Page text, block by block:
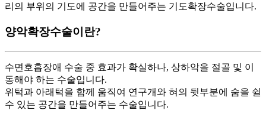
리의 부위의 기도에 공간을 만들어주는 기도확장수술입니다.
양악확장수술이란?
수면호흡장애 수술 중 효과가 확실하나, 상하악을 절골 및 이
동해야 하는 수술입니다.
위턱과 아래턱을 함께 움직여 연구개와 혀의 뒷부분에 숨을 쉴
수 있는 공간을 만들어주는 수술입니다.